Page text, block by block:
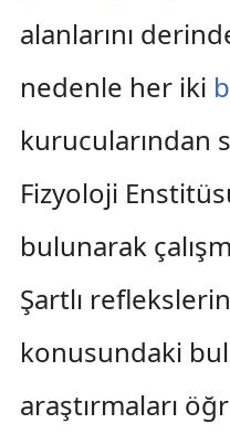
alanlarını
nedenle her iki
kurucularından
Fizyoloji
bulunarak
Şartlı
konusundaki
araştırmaları